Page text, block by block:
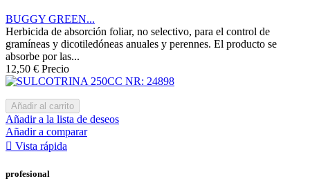
BUGGY GREEN...
Herbicida de absorción foliar, no selectivo, para el control de
gramíneas y dicotiledóneas anuales y perennes. El producto se
absorbe por las...
12,50 € Precio
Añadir al carrito
Añadir a la lista de deseos
Añadir a comparar
 Vista rápida
profesional